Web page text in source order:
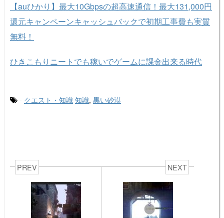
【auひかり】最大10Gbpsの超高速通信！最大131,000円
還元キャンペーンキャッシュバックで初期工事費も実質
無料！
ひきこもりニートでも稼いでゲームに課金出来る時代
- クエスト・知識 知識, 黒い砂漠
PREV NEXT